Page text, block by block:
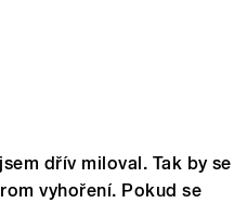
dřív miloval. Tak by se
vyhoření. Pokud se